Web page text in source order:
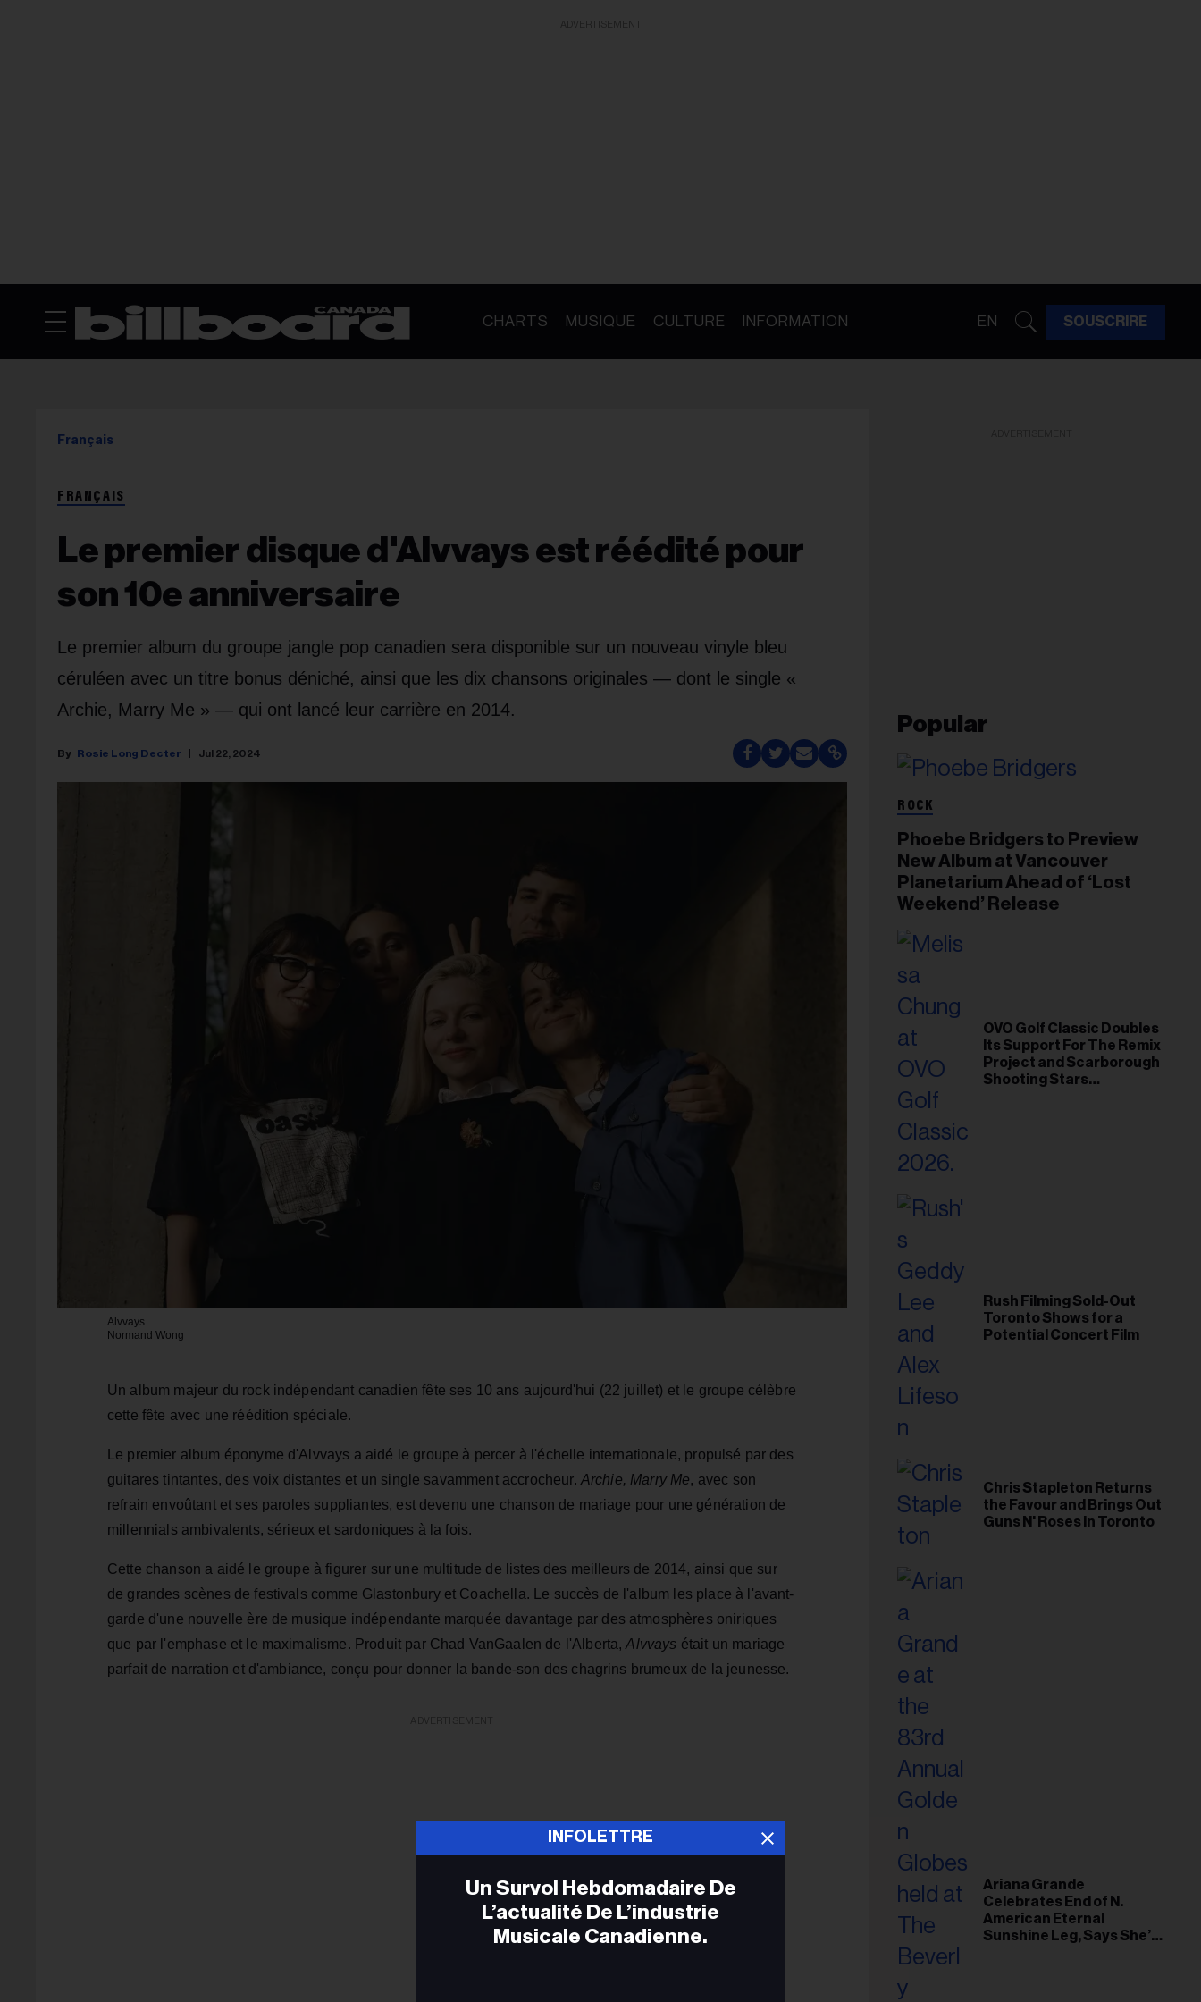
CHARTS MUSIQUE CULTURE INFORMATION EN SOUSCRIRE
Français
FRANÇAIS
Le premier disque d'Alvvays est réédité pour
son 10e anniversaire
Le premier album du groupe jangle pop canadien sera disponible sur un nouveau vinyle bleu
céruléen avec un titre bonus déniché, ainsi que les dix chansons originales — dont le single «
Archie, Marry Me » — qui ont lancé leur carrière en 2014.
Rosie Long Decter Jul 22, 2024
Alvvays
Normand Wong
Un album majeur du rock indépendant canadien fête ses 10 ans aujourd'hui (22 juillet) et le groupe célèbre
cette fête avec une réédition spéciale.
Le premier album éponyme d'Alvvays a aidé le groupe à percer à l'échelle internationale, propulsé par des
guitares tintantes, des voix distantes et un single savamment accrocheur. Archie, Marry Me, avec son
refrain envoûtant et ses paroles suppliantes, est devenu une chanson de mariage pour une génération de
millennials ambivalents, sérieux et sardoniques à la fois.
Cette chanson a aidé le groupe à figurer sur une multitude de listes des meilleurs de 2014, ainsi que sur
de grandes scènes de festivals comme Glastonbury et Coachella. Le succès de l'album les place à l'avant-
garde d'une nouvelle ère de musique indépendante marquée davantage par des atmosphères oniriques
que par l'emphase et le maximalisme. Produit par Chad VanGaalen de l'Alberta,Alvvays était un mariage
parfait de narration et d'ambiance, conçu pour donner la bande-son des chagrins brumeux de la jeunesse.
Popular
ROCK
Phoebe Bridgers to Preview
New Album at Vancouver
Planetarium Ahead of ‘Lost
Weekend’ Release
OVO Golf Classic Doubles
Its Support For The Remix
Project and Scarborough
Shooting Stars
Rush Filming Sold-Out
Toronto Shows for a
Potential Concert Film
Chris Stapleton Returns
the Favour and Brings Out
Guns N' Roses in Toronto
Ariana Grande
Celebrates End of N.
American Eternal
Sunshine Leg, Says She’s
INFOLETTRE
Un Survol Hebdomadaire De
L’actualité De L’industrie
Musicale Canadienne.